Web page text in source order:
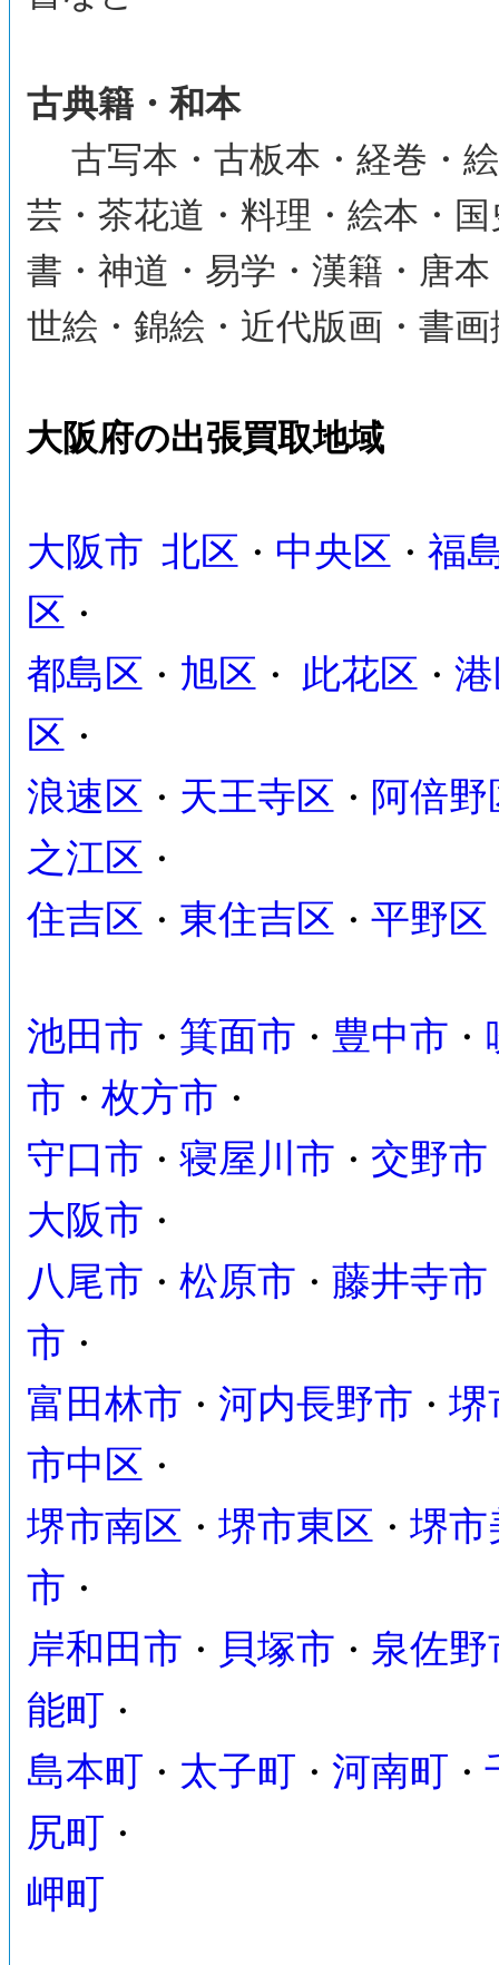
古典籍・和本
古写本・古板本・経巻・
芸・茶花道・料理・絵本・
書・神道・易学・漢籍・唐
世絵・錦絵・近代版画・書
大阪府の出張買取地域
大阪市 北区 ・ 中央区 ・ 福
区 ・
都島区 ・ 旭区 ・ 此花区 ・
区 ・
浪速区 ・ 天王寺区 ・ 阿倍野
之江区 ・
住吉区 ・ 東住吉区 ・ 平野区
池田市 ・ 箕面市 ・ 豊中市 ・
市 ・ 枚方市 ・
守口市 ・ 寝屋川市 ・ 交野市
大阪市 ・
八尾市 ・ 松原市 ・ 藤井寺市
市 ・
富田林市 ・ 河内長野市 ・ 堺
市中区 ・
堺市南区 ・ 堺市東区 ・ 堺市
市 ・
岸和田市 ・ 貝塚市 ・ 泉佐野
能町
・
島本町 ・ 太子町 ・ 河南町 ・
尻町
・
岬町